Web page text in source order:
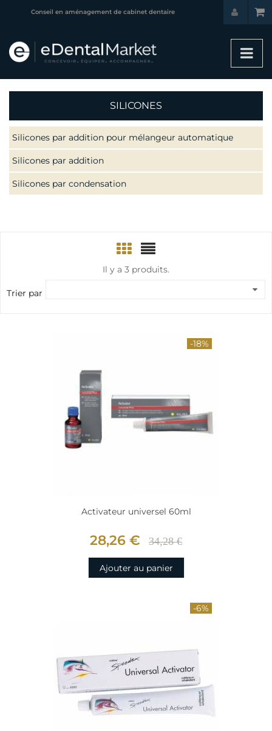
Conseil en aménagement de cabinet dentaire
SILICONES
Silicones par addition pour mélangeur automatique
Silicones par addition
Silicones par condensation
Il y a 3 produits.
Trier par
-18%
Activateur universel 60ml
28,26 € 34,28 €
Ajouter au panier
-6%